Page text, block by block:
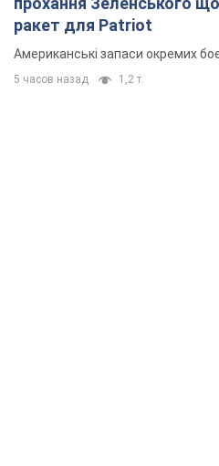
ракет для Patriot
Американські запаси окремих
5 часов назад 1,2 т.